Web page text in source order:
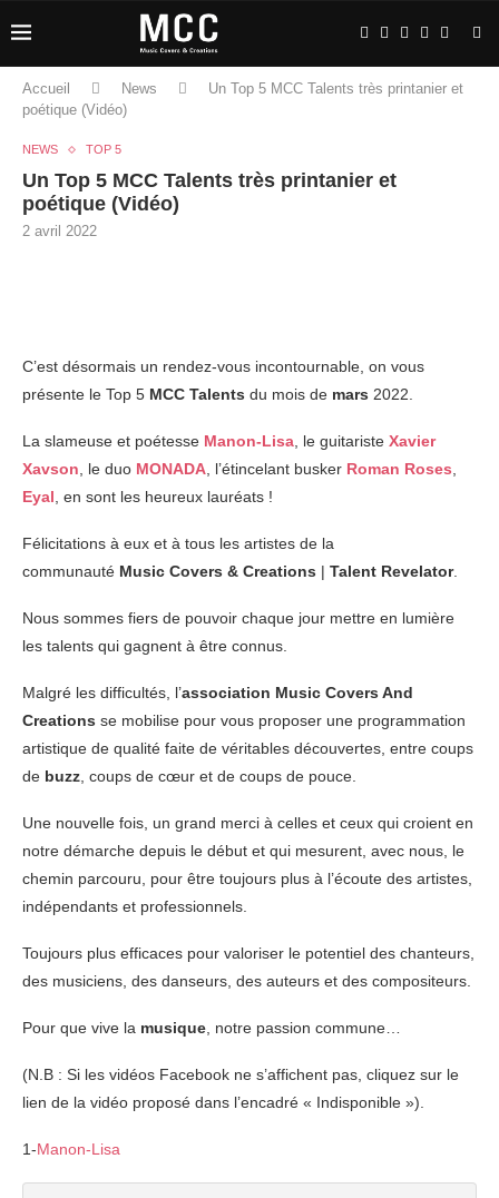
Accueil News
Un Top 5 MCC Talents très printanier et
poétique (Vidéo)
NEWS TOP 5
Un Top 5 MCC Talents très printanier et
poétique (Vidéo)
2 avril 2022
C’est désormais un rendez-vous incontournable, on vous
présente le Top 5 MCC Talents du mois de mars 2022.
La slameuse et poétesse Manon-Lisa , le guitariste Xavier
Xavson , le duo MONADA , l’étincelant busker Roman Roses
Eyal , en sont les heureux lauréats !
Félicitations à eux et à tous les artistes de la
communauté Music Covers & Creations | Talent Revelator.
Nous sommes fiers de pouvoir chaque jour mettre en lumière
les talents qui gagnent à être connus.
Malgré les difficultés, l’association Music Covers And
Creations se mobilise pour vous proposer une programmation
artistique de qualité faite de véritables découvertes, entre coups
de buzz , coups de cœur et de coups de pouce.
Une nouvelle fois, un grand merci à celles et ceux qui croient en
notre démarche depuis le début et qui mesurent, avec nous, le
chemin parcouru, pour être toujours plus à l’écoute des artistes,
indépendants et professionnels.
Toujours plus efficaces pour valoriser le potentiel des chanteurs,
des musiciens, des danseurs, des auteurs et des compositeurs.
Pour que vive la musique , notre passion commune…
(N.B : Si les vidéos Facebook ne s’affichent pas, cliquez sur le
lien de la vidéo proposé dans l’encadré « Indisponible »).
1-Manon-Lisa